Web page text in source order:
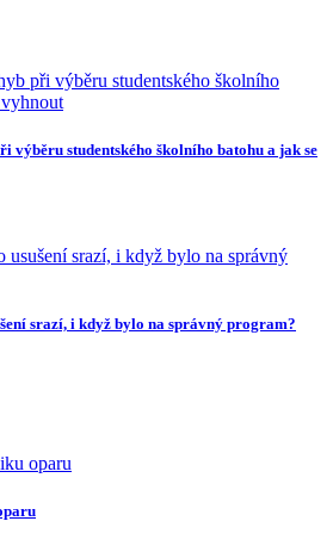
výběru studentského školního batohu a jak se
srazí, i když bylo na správný program?